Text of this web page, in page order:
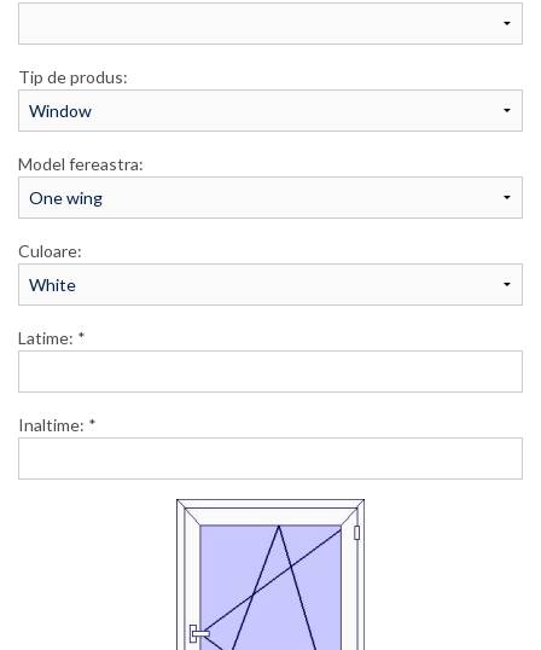
Tip de produs:
Model fereastra:
Culoare:
Latime: *
Inaltime: *